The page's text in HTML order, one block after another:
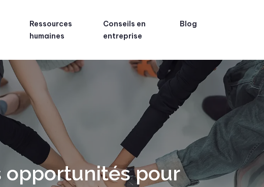
Ressources
humaines
Conseils en
entreprise
Blog
opportunités pour